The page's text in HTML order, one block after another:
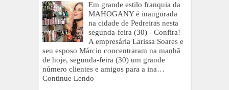
Em grande estilo franquia da
MAHOGANY é inaugurada
na cidade de Pedreiras nesta
segunda-feira (30) - Confira!
A empresária Larissa Soares e
seu esposo Márcio concentraram na manhã
de hoje, segunda-feira (30) um grande
número clientes e amigos para a ina…
Continue Lendo